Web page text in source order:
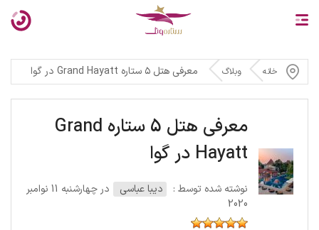
خانه وبلاگ معرفی هتل ۵ ستاره Grand Hayatt در گوا
معرفی هتل 5 ستاره Grand
Hayatt در گوا
نوشته شده توسط : دیبا عباسی
در چهارشنبه 11 نوامبر
2020